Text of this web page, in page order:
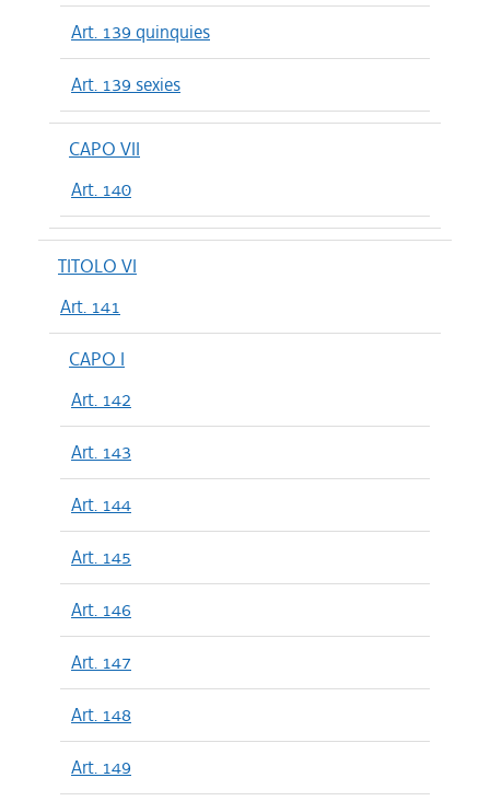
Art. 139 quinquies
Art. 139 sexies
CAPO VII
Art. 140
TITOLO VI
Art. 141
CAPO I
Art. 142
Art. 143
Art. 144
Art. 145
Art. 146
Art. 147
Art. 148
Art. 149